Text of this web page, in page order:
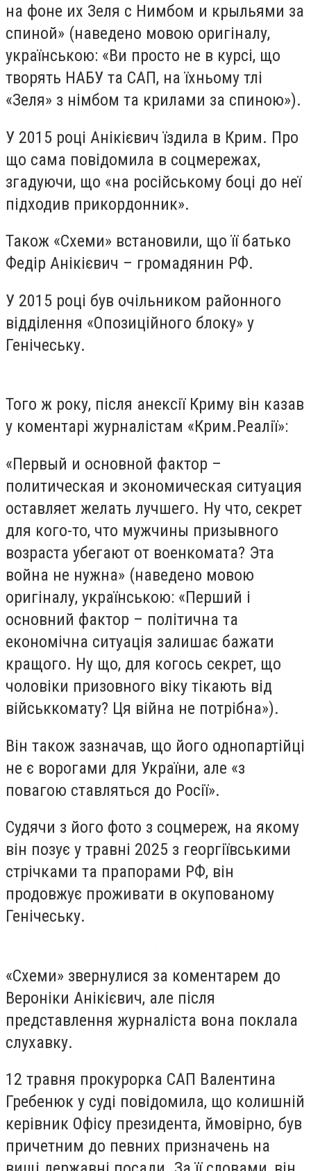
на фоне их Зеля с Нимбом и крыльями за
спиной» (наведено мовою оригіналу,
українською: «Ви просто не в курсі, що
творять НАБУ та САП, на їхньому тлі
«Зеля» з німбом та крилами за спиною»).
У 2015 році Анікієвич їздила в Крим. Про
що сама повідомила в соцмережах,
згадуючи, що «на російському боці до неї
підходив прикордонник».
Також «Схеми» встановили, що її батько
Федір Анікієвич – громадянин РФ.
У 2015 році був очільником районного
відділення «Опозиційного блоку» у
Генічеську.
Того ж року, після анексії Криму він казав
у коментарі журналістам «Крим.Реалії»:
«Первый и основной фактор –
политическая и экономическая ситуация
оставляет желать лучшего. Ну что, секрет
для кого-то, что мужчины призывного
возраста убегают от военкомата? Эта
война не нужна» (наведено мовою
оригіналу, українською: «Перший і
основний фактор – політична та
економічна ситуація залишає бажати
кращого. Ну що, для когось секрет, що
чоловіки призовного віку тікають від
військкомату? Ця війна не потрібна»).
Він також зазначав, що його однопартійці
не є ворогами для України, але «з
повагою ставляться до Росії».
Судячи з його фото з соцмереж, на якому
він позує у травні 2025 з георгіївськими
стрічками та прапорами РФ, він
продовжує проживати в окупованому
Генічеську.
«Схеми» звернулися за коментарем до
Вероніки Анікієвич, але після
представлення журналіста вона поклала
слухавку.
12 травня прокурорка САП Валентина
Гребенюк у суді повідомила, що колишній
керівник Офісу президента, ймовірно, був
причетним до певних призначень на